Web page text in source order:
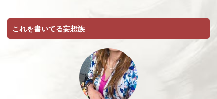
これを書いてる妄想族